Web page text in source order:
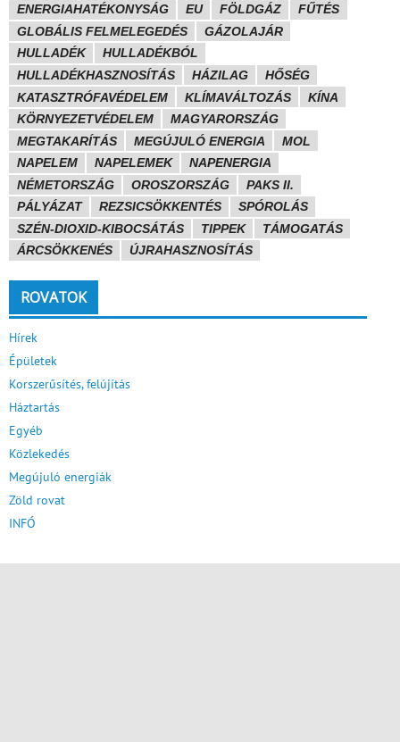
ENERGIAHATÉKONYSÁG
EU FÖLDGÁZ
FŰTÉS
GLOBÁLIS FELMELEGEDÉS
GÁZOLAJÁR
HULLADÉK
HULLADÉKBÓL
HULLADÉKHASZNOSÍTÁS
HÁZILAG
HŐSÉG
KATASZTRÓFAVÉDELEM
KLÍMAVÁLTOZÁS
KÍNA
KÖRNYEZETVÉDELEM
MAGYARORSZÁG
MEGTAKARÍTÁS
MEGÚJULÓ ENERGIA
MOL
NAPELEM
NAPELEMEK
NAPENERGIA
NÉMETORSZÁG
OROSZORSZÁG
PAKS II.
PÁLYÁZAT
REZSICSÖKKENTÉS
SPÓROLÁS
SZÉN-DIOXID-KIBOCSÁTÁS
TIPPEK
TÁMOGATÁS
ÁRCSÖKKENÉS
ÚJRAHASZNOSÍTÁS
ROVATOK
Hírek
Épületek
Korszerűsítés, felújítás
Háztartás
Egyéb
Közlekedés
Megújuló energiák
Zöld rovat
INFÓ